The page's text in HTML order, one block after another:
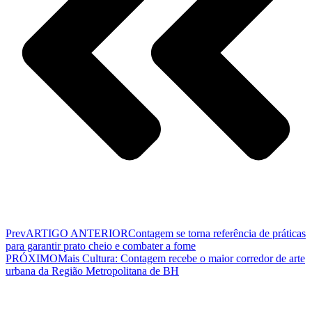
PrevARTIGO ANTERIORContagem se torna referência de práticas
para garantir prato cheio e combater a fome
PRÓXIMOMais Cultura: Contagem recebe o maior corredor de arte
urbana da Região Metropolitana de BH